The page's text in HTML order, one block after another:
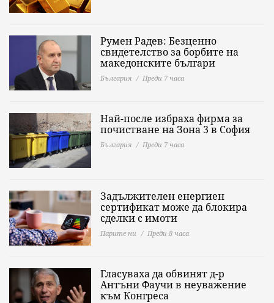
Румен Радев: Безценно
свидетелство за борбите на
македонските българи
България Преди 7 часа
Най-после избраха фирма за
почистване на Зона 3 в София
България Преди 7 часа
Задължителен енергиен
сертификат може да блокира
сделки с имоти
Парите ни Преди 8 часа
Гласуваха да обвинят д-р
Антъни Фаучи в неуважение
към Конгреса